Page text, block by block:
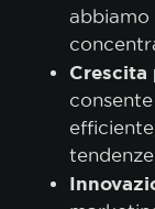
abbiamo
Crescita